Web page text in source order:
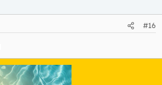
#16